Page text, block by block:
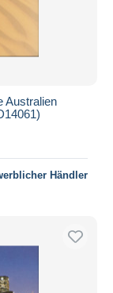
Australien
Händler